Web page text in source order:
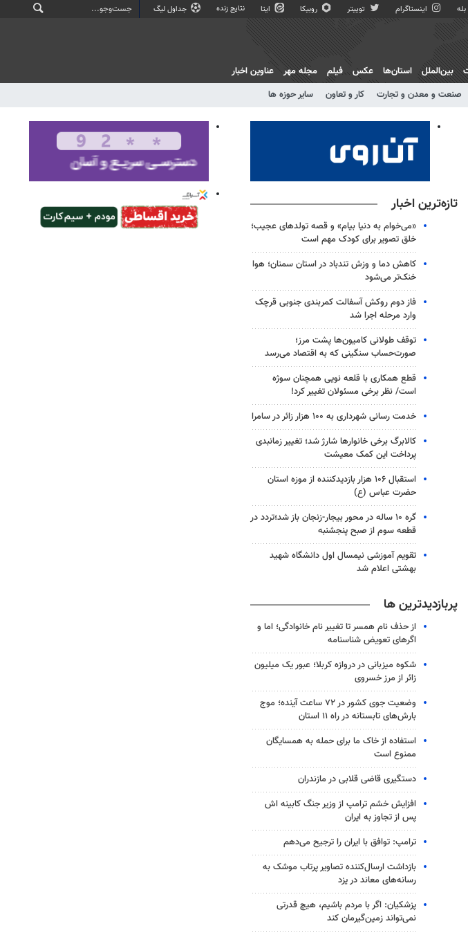
بله اینستاگرام توییتر روبیکا ایتا نتایج زنده جداول لیگ
صنعت و معدن و تجارت کار و تعاون سایر حوزه ها
بین‌الملل استان‌ها عکس فیلم مجله مهر عناوین اخبار
تازه‌ترین اخبار
«می‌خوام به دنیا بیام» و قصه تولدهای عجیب؛
خلق تصویر برای کودک مهم است
کاهش دما و وزش تندباد در استان سمنان؛ هوا
خنک‌تر می‌شود
فاز دوم روکش آسفالت کمربندی جنوبی قرچک
وارد مرحله اجرا شد
توقف طولانی کامیون‌ها پشت مرز؛
صورت‌حساب سنگینی که به اقتصاد می‌رسد
قطع همکاری با قلعه نویی همچنان سوژه
است/ نظر برخی مسئولان تغییر کرد!
خدمت رسانی شهرداری به ۱۰۰ هزار زائر در سامرا
کالابرگ برخی خانوارها شارژ شد؛ تغییر زمانبدی
پرداخت این کمک معیشت
استقبال ۱۰۶ هزار بازدیدکننده از موزه استان
حضرت عباس (ع)
گره ۱۰ ساله در محور بیجار-زنجان باز شد؛تردد در
قطعه سوم از صبح پنجشنبه
تقویم آموزشی نیمسال اول دانشگاه شهید
بهشتی اعلام شد
پربازدیدترین ها
از حذف نام همسر تا تغییر نام خانوادگی؛ اما و
اگرهای تعویض شناسنامه
شکوه میزبانی در دروازه کربلا؛ عبور یک میلیون
زائر از مرز خسروی
وضعیت جوی کشور در ۷۲ ساعت آینده؛ موج
بارش‌های تابستانه در راه ۱۱ استان
استفاده از خاک ما برای حمله به همسایگان
ممنوع است
دستگیری قاضی قلابی در مازندران
افزایش خشم ترامپ از وزیر جنگ کابینه اش
پس از تجاوز به ایران
ترامپ: توافق با ایران را ترجیح می‌دهم
بازداشت ارسال‌کننده تصاویر پرتاب موشک به
رسانه‌های معاند در یزد
پزشکیان: اگر با مردم باشیم، هیچ قدرتی
نمی‌تواند زمین‌گیرمان کند